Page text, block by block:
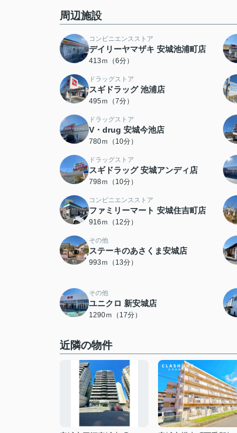
周辺施設
コンビニエンスストア
デイリーヤマザキ 安城池浦町店
413ｍ（6分）
ドラッグストア
スギドラッグ 池浦店
495ｍ（7分）
ドラッグストア
V・drug 安城今池店
780ｍ（10分）
ドラッグストア
スギドラッグ 安城アンディ店
798ｍ（10分）
コンビニエンスストア
ファミリーマート 安城住吉町店
916ｍ（12分）
その他
ステーキのあさくま安城店
993ｍ（13分）
その他
ユニクロ 新安城店
1290ｍ（17分）
近隣の物件